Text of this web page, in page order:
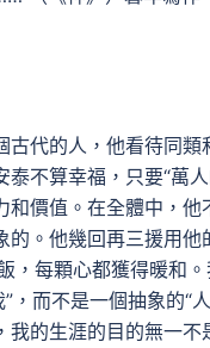
代的人，他看待同
不算幸福，只要“萬
價值。在全體中，
。他幾回再三援用他
，每顆心都獲得暖和
”，而不是一個抽象的“
的生涯的目的無一